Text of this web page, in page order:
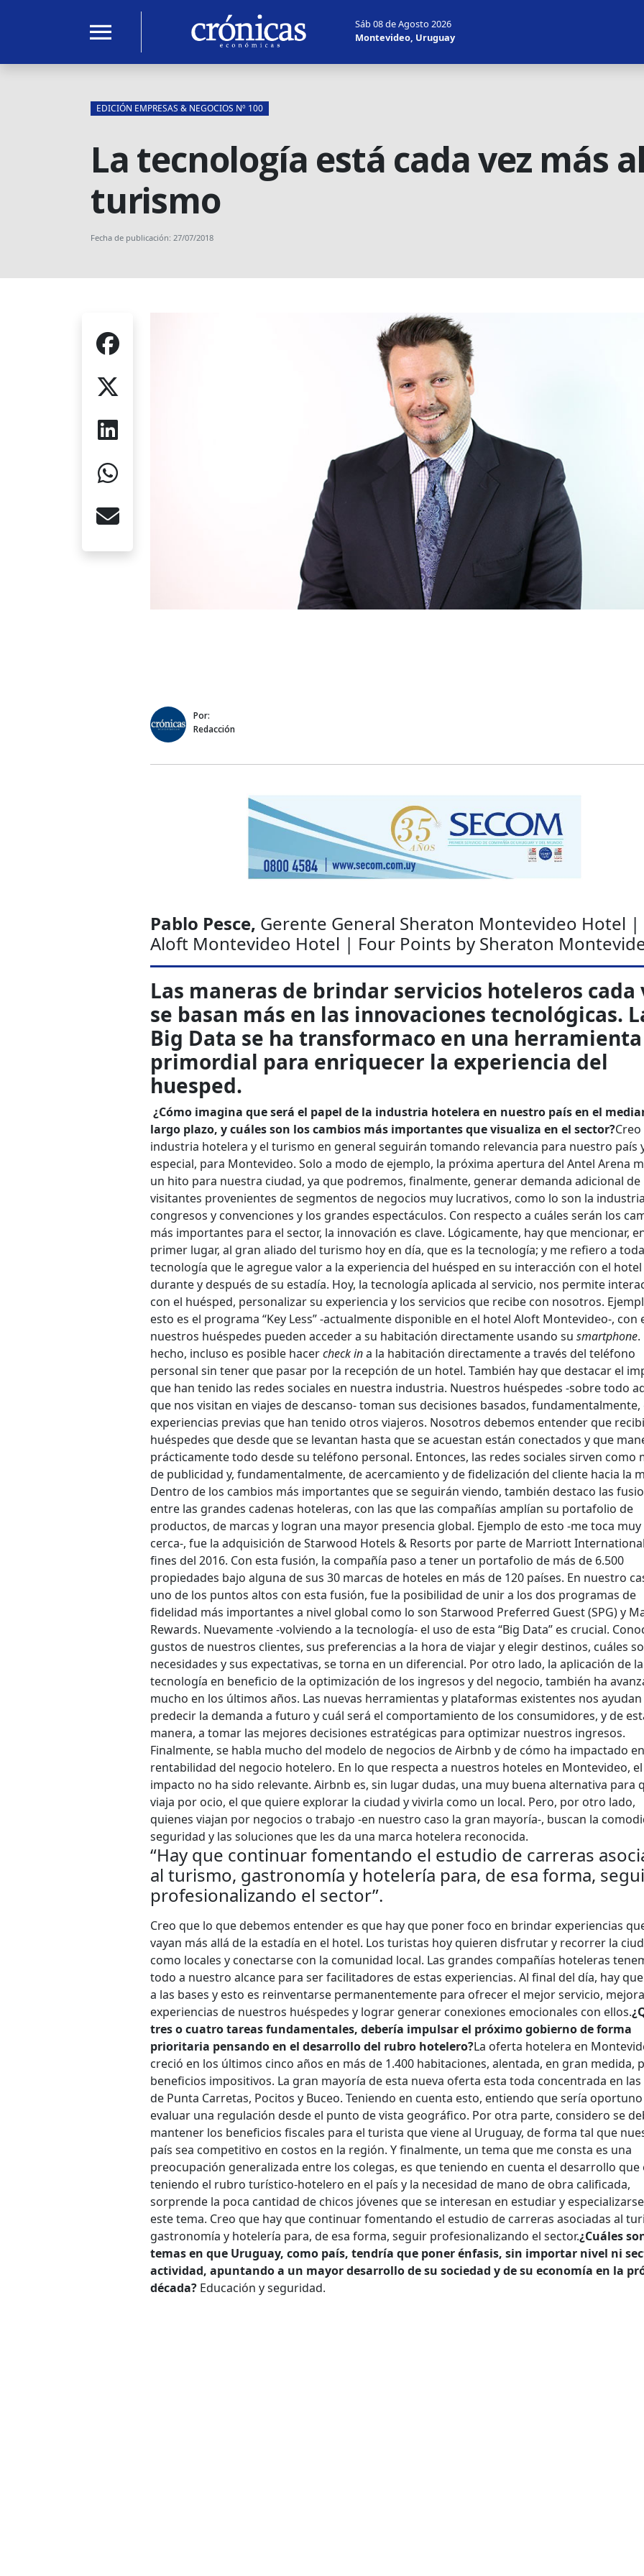
menu
Sáb 08 de Agosto 2026
Montevideo, Uruguay
EDICIÓN EMPRESAS & NEGOCIOS Nº 100
La tecnología está cada vez más
turismo
Fecha de publicación: 27/07/2018
Por:
Redacción
Pablo Pesce, Gerente General Sheraton Montevideo Hotel |
Aloft Montevideo Hotel | Four Points by Sheraton
Las maneras de brindar servicios hoteleros cada
se basan más en las innovaciones tecnológicas.
Big Data se ha transformaco en una herramienta
primordial para enriquecer la experiencia del
huesped.
¿Cómo imagina que será el papel de la industria hotelera en nuestro país en el
largo plazo, y cuáles son los cambios más importantes que visualiza en el sector?
industria hotelera y el turismo en general seguirán tomando relevancia para nuestro país
especial, para Montevideo. Solo a modo de ejemplo, la próxima apertura del Antel Arena
un hito para nuestra ciudad, ya que podremos, finalmente, generar demanda adicional de
visitantes provenientes de segmentos de negocios muy lucrativos, como lo son la
congresos y convenciones y los grandes espectáculos. Con respecto a cuáles serán los
más importantes para el sector, la innovación es clave. Lógicamente, hay que mencionar,
primer lugar, al gran aliado del turismo hoy en día, que es la tecnología; y me refiero a toda
tecnología que le agregue valor a la experiencia del huésped en su interacción con el
durante y después de su estadía. Hoy, la tecnología aplicada al servicio, nos permite
con el huésped, personalizar su experiencia y los servicios que recibe con nosotros.
esto es el programa “Key Less” -actualmente disponible en el hotel Aloft Montevideo-, con
nuestros huéspedes pueden acceder a su habitación directamente usando su smartphone.
hecho, incluso es posible hacercheck ina la habitación directamente a través del teléfono
personal sin tener que pasar por la recepción de un hotel. También hay que destacar el
que han tenido las redes sociales en nuestra industria. Nuestros huéspedes -sobre todo
que nos visitan en viajes de descanso- toman sus decisiones basados, fundamentalmente,
experiencias previas que han tenido otros viajeros. Nosotros debemos entender que
huéspedes que desde que se levantan hasta que se acuestan están conectados y que
prácticamente todo desde su teléfono personal. Entonces, las redes sociales sirven como
de publicidad y, fundamentalmente, de acercamiento y de fidelización del cliente hacia la
Dentro de los cambios más importantes que se seguirán viendo, también destaco las
entre las grandes cadenas hoteleras, con las que las compañías amplían su portafolio de
productos, de marcas y logran una mayor presencia global. Ejemplo de esto -me toca muy
cerca-, fue la adquisición de Starwood Hotels & Resorts por parte de Marriott
fines del 2016. Con esta fusión, la compañía paso a tener un portafolio de más de 6.500
propiedades bajo alguna de sus 30 marcas de hoteles en más de 120 países. En nuestro
uno de los puntos altos con esta fusión, fue la posibilidad de unir a los dos programas de
fidelidad más importantes a nivel global como lo son Starwood Preferred Guest (SPG) y
Rewards. Nuevamente -volviendo a la tecnología- el uso de esta “Big Data” es crucial.
gustos de nuestros clientes, sus preferencias a la hora de viajar y elegir destinos, cuáles
necesidades y sus expectativas, se torna en un diferencial. Por otro lado, la aplicación de la
tecnología en beneficio de la optimización de los ingresos y del negocio, también ha
mucho en los últimos años. Las nuevas herramientas y plataformas existentes nos ayudan
predecir la demanda a futuro y cuál será el comportamiento de los consumidores, y de
manera, a tomar las mejores decisiones estratégicas para optimizar nuestros ingresos.
Finalmente, se habla mucho del modelo de negocios de Airbnb y de cómo ha impactado
rentabilidad del negocio hotelero. En lo que respecta a nuestros hoteles en Montevideo, el
impacto no ha sido relevante. Airbnb es, sin lugar dudas, una muy buena alternativa para
viaja por ocio, el que quiere explorar la ciudad y vivirla como un local. Pero, por otro lado,
quienes viajan por negocios o trabajo -en nuestro caso la gran mayoría-, buscan la
seguridad y las soluciones que les da una marca hotelera reconocida.
“Hay que continuar fomentando el estudio de carreras
al turismo, gastronomía y hotelería para, de esa forma,
profesionalizando el sector”.
Creo que lo que debemos entender es que hay que poner foco en brindar experiencias
vayan más allá de la estadía en el hotel. Los turistas hoy quieren disfrutar y recorrer la
como locales y conectarse con la comunidad local. Las grandes compañías hoteleras
todo a nuestro alcance para ser facilitadores de estas experiencias. Al final del día, hay
a las bases y esto es reinventarse permanentemente para ofrecer el mejor servicio,
experiencias de nuestros huéspedes y lograr generar conexiones emocionales con ellos.
tres o cuatro tareas fundamentales, debería impulsar el próximo gobierno de forma
prioritaria pensando en el desarrollo del rubro hotelero?La oferta hotelera en
creció en los últimos cinco años en más de 1.400 habitaciones, alentada, en gran medida,
beneficios impositivos. La gran mayoría de esta nueva oferta esta toda concentrada en las
de Punta Carretas, Pocitos y Buceo. Teniendo en cuenta esto, entiendo que sería oportuno
evaluar una regulación desde el punto de vista geográfico. Por otra parte, considero se
mantener los beneficios fiscales para el turista que viene al Uruguay, de forma tal que
país sea competitivo en costos en la región. Y finalmente, un tema que me consta es una
preocupación generalizada entre los colegas, es que teniendo en cuenta el desarrollo que
teniendo el rubro turístico-hotelero en el país y la necesidad de mano de obra calificada,
sorprende la poca cantidad de chicos jóvenes que se interesan en estudiar y
este tema. Creo que hay que continuar fomentando el estudio de carreras asociadas al
gastronomía y hotelería para, de esa forma, seguir profesionalizando el sector.¿Cuáles
temas en que Uruguay, como país, tendría que poner énfasis, sin importar nivel ni
actividad, apuntando a un mayor desarrollo de su sociedad y de su economía en la
década? Educación y seguridad.